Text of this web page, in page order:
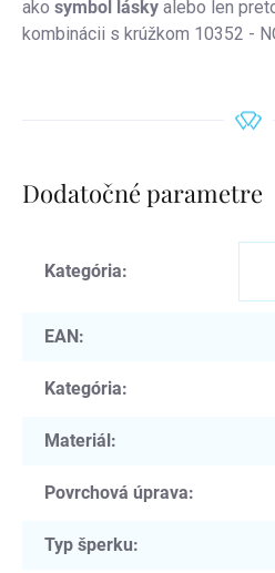
ako symbol lásky alebo len
kombinácii s krúžkom 10352 -
Dodatočné parametre
Kategória:
EAN:
Kategória:
Materiál:
Povrchová úprava:
Typ šperku: